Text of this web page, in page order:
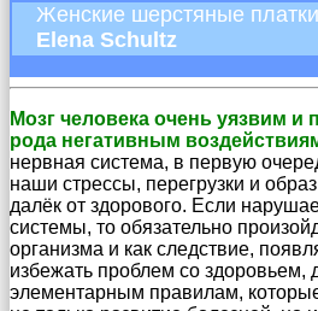
Женские шерстяные платки
Elena Schultz
Мозг человека очень уязвим и
рода негативным
нервная система, в первую
наши стрессы, перегрузки и
далёк от здорового. Если
системы, то обязательно
организма и как следствие,
избежать проблем со здоровьем,
элементарным правилам,